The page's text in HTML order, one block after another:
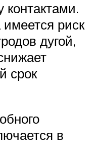
контактами.
имеется риск
дугой,
срок
в